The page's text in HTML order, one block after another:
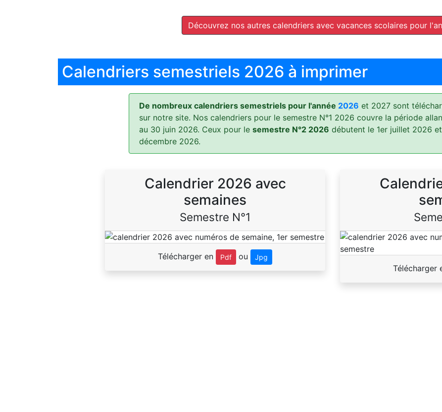
Découvrez nos autres calendriers avec vacances scolaires pour
Calendriers semestriels 2026 à imprimer
De nombreux calendriers semestriels pour l'année 2026 et 2027 sont
sur notre site. Nos calendriers pour le semestre N°1 2026 couvre la période
au 30 juin 2026. Ceux pour le semestre N°2 2026 débutent le 1er juillet 2026
décembre 2026.
Calendrier 2026 avec
semaines
Semestre N°1
Télécharger en Pdf ou Jpg
Télécharger